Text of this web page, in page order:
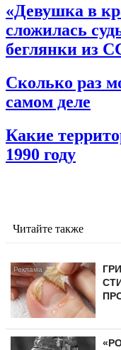
«Девушка в
сложилась
беглянки из
Сколько раз
самом деле
Какие
1990 году
Читайте также